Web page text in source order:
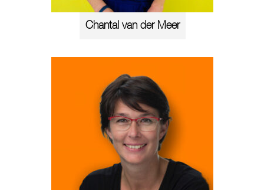
Chantal van der Meer